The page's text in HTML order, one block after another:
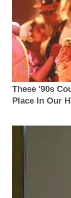
These '90s
Place In Our